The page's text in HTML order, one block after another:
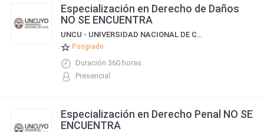
Especialización en Derecho de Daños
NO SE ENCUENTRA
UNCU - UNIVERSIDAD NACIONAL DE CUYO
Posgrado
Duración 360 horas.
Presencial
Especialización en Derecho Penal NO SE
ENCUENTRA